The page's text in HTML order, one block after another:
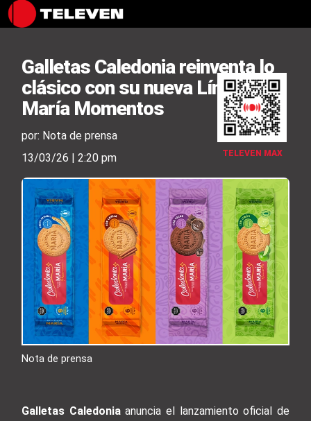
TELEVEN MAX
Galletas Caledonia reinventa lo
clásico con su nueva Línea
María Momentos
por: Nota de prensa
13/03/26 | 2:20 pm
Nota de prensa
Galletas Caledoniaanuncia el lanzamiento oficial de